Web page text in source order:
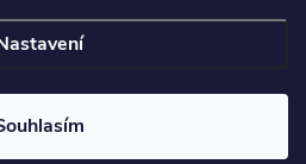
cookies